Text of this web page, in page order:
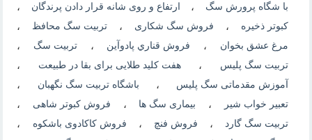
با شگاه پرورش سگ ، ارتفاع و روی شانه قرار دادن پرندگان ،
کبوتر ذخیره ، فروش سگ شکاری ، تربیت سگ محافظ ،
مرغ عشق بخوان ، فروش قناري پادوآين ، تربیت سگ ،
تربیت سگ پلیس ، هفت کلید طلایی برای بقا در طبیعت ،
آموزش مقدماتی سگ پلیس ، باشگاه تربیت سگ نگهبان ،
تعبیر خواب شیر ، بیماری سگ ها ، فروش کبوتر شاهی ،
تربیت سگ گارد ، فروش فنچ ، فروش کاکادوی باشکوه ،